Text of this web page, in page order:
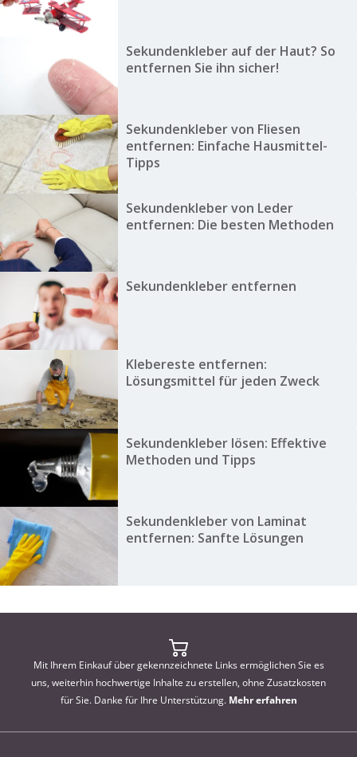
Sekundenkleber auf der Haut? So
entfernen Sie ihn sicher!
Sekundenkleber von Fliesen
entfernen: Einfache Hausmittel-
Tipps
Sekundenkleber von Leder
entfernen: Die besten Methoden
Sekundenkleber entfernen
Klebereste entfernen:
Lösungsmittel für jeden Zweck
Sekundenkleber lösen: Effektive
Methoden und Tipps
Sekundenkleber von Laminat
entfernen: Sanfte Lösungen
Mit Ihrem Einkauf über gekennzeichnete Links ermöglichen Sie es
uns, weiterhin hochwertige Inhalte zu erstellen, ohne Zusatzkosten
für Sie. Danke für Ihre Unterstützung. Mehr erfahren